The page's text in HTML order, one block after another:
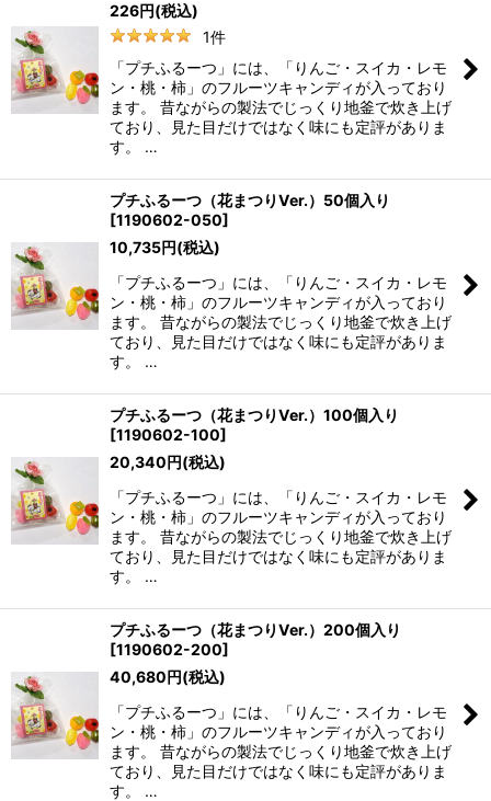
226円(税込)
1件
「プチふるーつ」には、「りんご・スイカ・レモ
ン・桃・柿」のフルーツキャンディが入っており
ます。 昔ながらの製法でじっくり地釜で炊き上げ
ており、見た目だけではなく味にも定評がありま
す。 …
プチふるーつ（花まつりVer.）50個入り
[1190602-050]
10,735円(税込)
「プチふるーつ」には、「りんご・スイカ・レモ
ン・桃・柿」のフルーツキャンディが入っており
ます。 昔ながらの製法でじっくり地釜で炊き上げ
ており、見た目だけではなく味にも定評がありま
す。 …
プチふるーつ（花まつりVer.）100個入り
[1190602-100]
20,340円(税込)
「プチふるーつ」には、「りんご・スイカ・レモ
ン・桃・柿」のフルーツキャンディが入っており
ます。 昔ながらの製法でじっくり地釜で炊き上げ
ており、見た目だけではなく味にも定評がありま
す。 …
プチふるーつ（花まつりVer.）200個入り
[1190602-200]
40,680円(税込)
「プチふるーつ」には、「りんご・スイカ・レモ
ン・桃・柿」のフルーツキャンディが入っており
ます。 昔ながらの製法でじっくり地釜で炊き上げ
ており、見た目だけではなく味にも定評がありま
す。 …